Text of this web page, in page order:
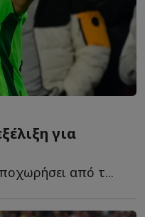
για
από τ...